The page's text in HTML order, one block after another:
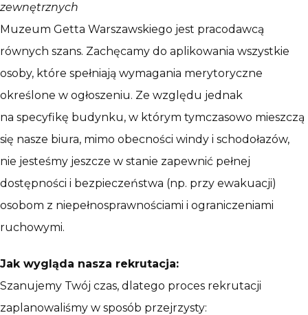
zewnętrznych
Muzeum Getta Warszawskiego jest pracodawcą
równych szans. Zachęcamy do aplikowania wszystkie
osoby, które spełniają wymagania merytoryczne
określone w ogłoszeniu. Ze względu jednak
na specyfikę budynku, w którym tymczasowo mieszczą
się nasze biura, mimo obecności windy i schodołazów,
nie jesteśmy jeszcze w stanie zapewnić pełnej
dostępności i bezpieczeństwa (np. przy ewakuacji)
osobom z niepełnosprawnościami i ograniczeniami
ruchowymi.
Jak wygląda nasza rekrutacja:
Szanujemy Twój czas, dlatego proces rekrutacji
zaplanowaliśmy w sposób przejrzysty: